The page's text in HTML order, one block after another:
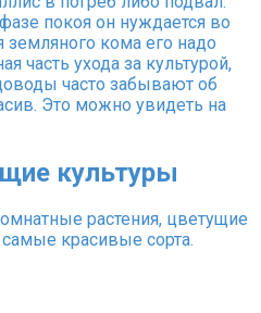
покоя он нуждается во
кома его надо
часть ухода за культурой,
часто забывают об
Это можно увидеть на
культуры
растения, цветущие
красивые сорта.